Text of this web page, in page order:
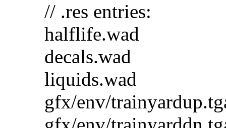
// .res entries:
halflife.wad
decals.wad
liquids.wad
gfx/env/